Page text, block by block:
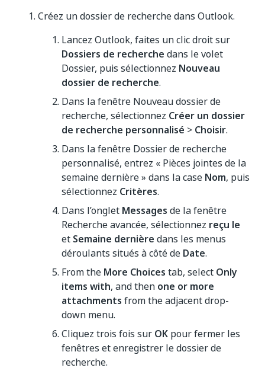
Créez un dossier de recherche dans Outlook.
Lancez Outlook, faites un clic droit sur
Dossiers de recherche dans le volet
Dossier, puis sélectionnez Nouveau
dossier de recherche.
Dans la fenêtre Nouveau dossier de
recherche, sélectionnez Créer un dossier
de recherche personnalisé > Choisir.
Dans la fenêtre Dossier de recherche
personnalisé, entrez « Pièces jointes de la
semaine dernière » dans la case Nom, puis
sélectionnez Critères.
Dans l’onglet Messages de la fenêtre
Recherche avancée, sélectionnez reçu le
et Semaine dernière dans les menus
déroulants situés à côté de Date.
From the More Choices tab, select Only
items with, and then one or more
attachments from the adjacent drop-
down menu.
Cliquez trois fois sur OK pour fermer les
fenêtres et enregistrer le dossier de
recherche.